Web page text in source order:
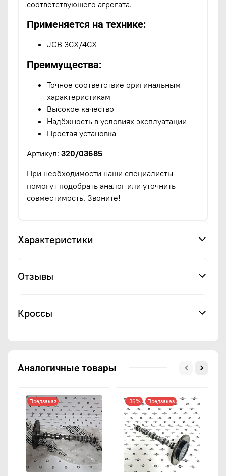
соответствующего агрегата.
Применяется на технике:
JCB 3CX/4CX
Преимущества:
Точное соответствие оригинальным
характеристикам
Высокое качество
Надёжность в условиях эксплуатации
Простая установка
Артикул: 320/03685
При необходимости наши специалисты
помогут подобрать аналог или уточнить
совместимость. Звоните!
Характеристики
Отзывы
Кроссы
Аналогичные товары
Предзаказ -36% Предзаказ